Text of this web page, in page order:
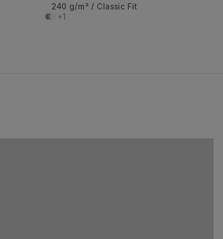
240 g/m² / Classic Fit
+1